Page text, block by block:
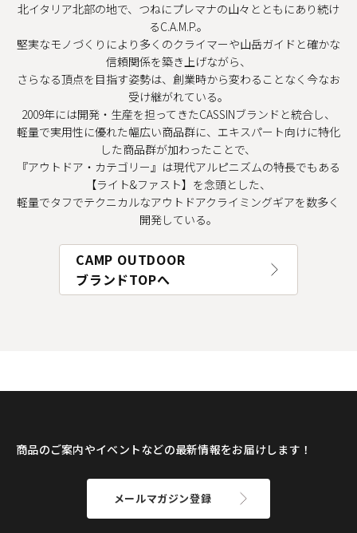
北イタリア北部の地で、つねにプレマナの山々とともにあり続け
るC.A.M.P.。
堅実なモノづくりにより多くのクライマーや山岳ガイドと確かな
信頼関係を築き上げながら、
さらなる頂点を目指す姿勢は、創業時から変わることなく今なお
受け継がれている。
2009年には開発・生産を担ってきたCASSINブランドと統合し、
軽量で実用性に優れた幅広い商品群に、エキスパート向けに特化
した商品群が加わったことで、
『アウトドア・カテゴリー』は現代アルピニズムの特長でもある
【ライト&ファスト】を念頭とした、
軽量でタフでテクニカルなアウトドアクライミングギアを数多く
開発している。
CAMP OUTDOOR
ブランドTOPへ
商品のご案内やイベントなどの最新情報をお届けします！
メールマガジン登録